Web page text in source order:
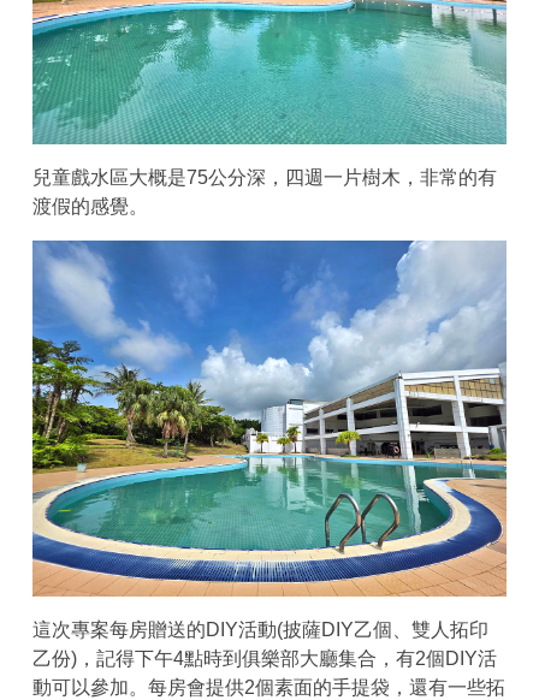
兒童戲水區大概是75公分深，四週一片樹木，非常的有
渡假的感覺。
這次專案每房贈送的DIY活動(披薩DIY乙個、雙人拓印
乙份)，記得下午4點時到俱樂部大廳集合，有2個DIY活
動可以參加。每房會提供2個素面的手提袋，還有一些拓